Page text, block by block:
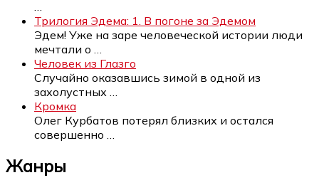
Трилогия Эдема: 1. В погоне за Эдемом
Эдем! Уже на заре человеческой истории люди
мечтали о
Человек из Глазго
Случайно оказавшись зимой в одной из
захолустных
Кромка
Олег Курбатов потерял близких и остался
совершенно
Жанры